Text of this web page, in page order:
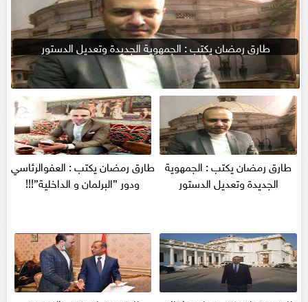
طارق رمضان يكتب : الجمهوية الجديدة وتعديل الدستور
طارق رمضان يكتب : الجمهوية
الجديدة وتعديل الدستور
طارق رمضان يكتب : العفوالرئاسي
ودور ”البرلمان و الداخلية”!!!